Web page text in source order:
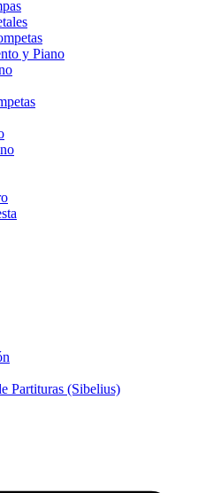
y Piano
Partituras (Sibelius)